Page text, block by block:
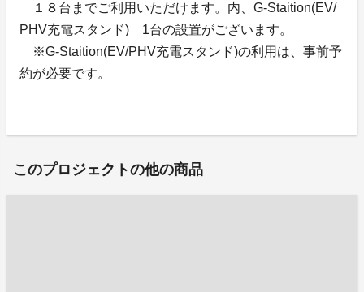
１８台までご利用いただけます。内、G-Staition(EV/
PHV充電スタンド) 1台の設置がございます。
※G-Staition(EV/PHV充電スタンド)の利用は、事前予
約が必要です。
このプロジェクトの他の商品